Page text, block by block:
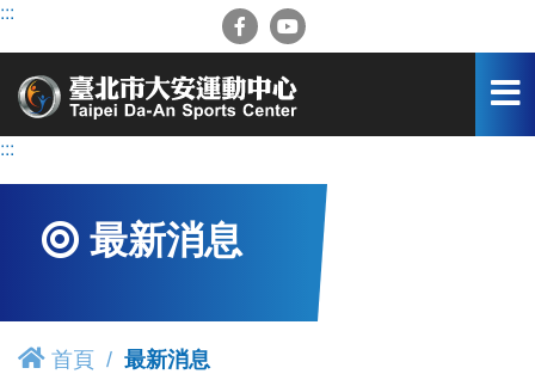
跳
容
:::
:::
最新消息
首頁 最新消息